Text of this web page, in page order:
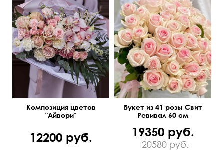
Сборный букет в
современном стиле
Композиция цветов
"Айвори"
12200 руб.
Нежные розочки
Букет из 41 розы Свит
Ревивал 60 см
19350 руб.
20580 руб.